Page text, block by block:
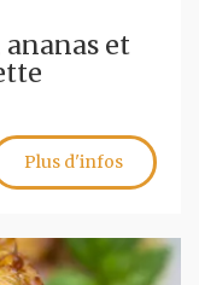
et
Plus d'infos